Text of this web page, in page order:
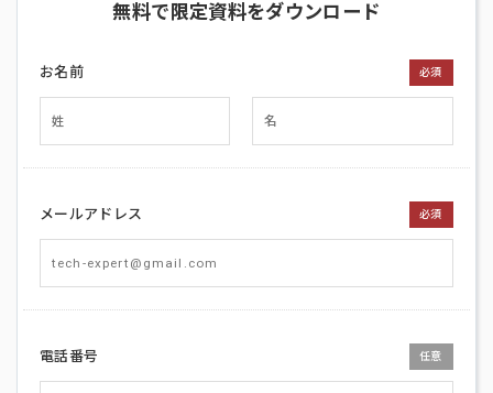
無料で限定資料をダウンロード
お名前 必須
メールアドレス 必須
電話番号 任意